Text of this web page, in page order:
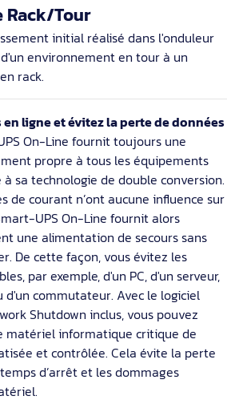
Rack/Tour
initial réalisé dans l'onduleur
environnement en tour à un
rack.
ligne et évitez la perte de données
On-Line fournit toujours une
propre à tous les équipements
sa technologie de double conversion.
de courant n’ont aucune influence sur
UPS On-Line fournit alors
une alimentation de secours sans
De cette façon, vous évitez les
par exemple, d'un PC, d'un serveur,
d'un commutateur. Avec le logiciel
Shutdown inclus, vous pouvez
matériel informatique critique de
et contrôlée. Cela évite la perte
d’arrêt et les dommages